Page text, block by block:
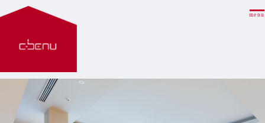
menu